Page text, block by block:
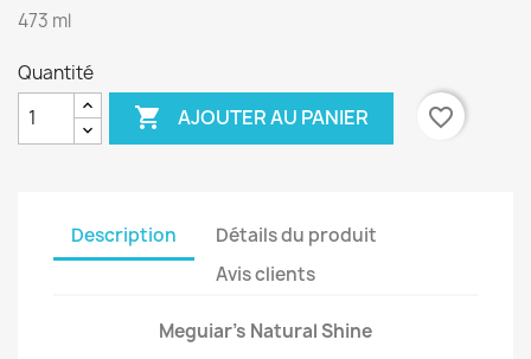
473 ml
Quantité
 AJOUTER AU PANIER favorite_border
Description
Détails du produit
Avis clients
Meguiar's Natural Shine